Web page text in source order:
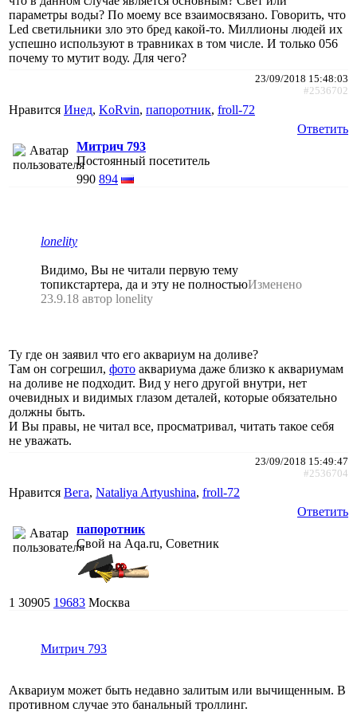
параметры воды? По моему все взаимосвязано. Говорить, что
Led светильники зло это бред какой-то. Миллионы людей их
успешно используют в травниках в том числе. И только 056
почему то мутит воду. Для чего?
23/09/2018 15:48:03
#2536702
Нравится Инед, KoRvin, папоротник, froll-72
Ответить
Митрич 793
Постоянный посетитель
990 894
lonelity
Видимо, Вы не читали первую тему
топикстартера, да и эту не полностьюИзменено
23.9.18 автор lonelity
Ту где он заявил что его аквариум на доливе?
Там он согрешил, фото аквариума даже близко к аквариумам
на доливе не подходит. Вид у него другой внутри, нет
очевидных и видимых глазом деталей, которые обязательно
должны быть.
И Вы правы, не читал все, просматривал, читать такое себя
не уважать.
23/09/2018 15:49:47
#2536704
Нравится Вега, Nataliya Artyushina, froll-72
Ответить
папоротник
Свой на Aqa.ru, Советник
1 30905 19683 Москва
Митрич 793
Аквариум может быть недавно залитым или вычищенным. В
противном случае это банальный троллинг.